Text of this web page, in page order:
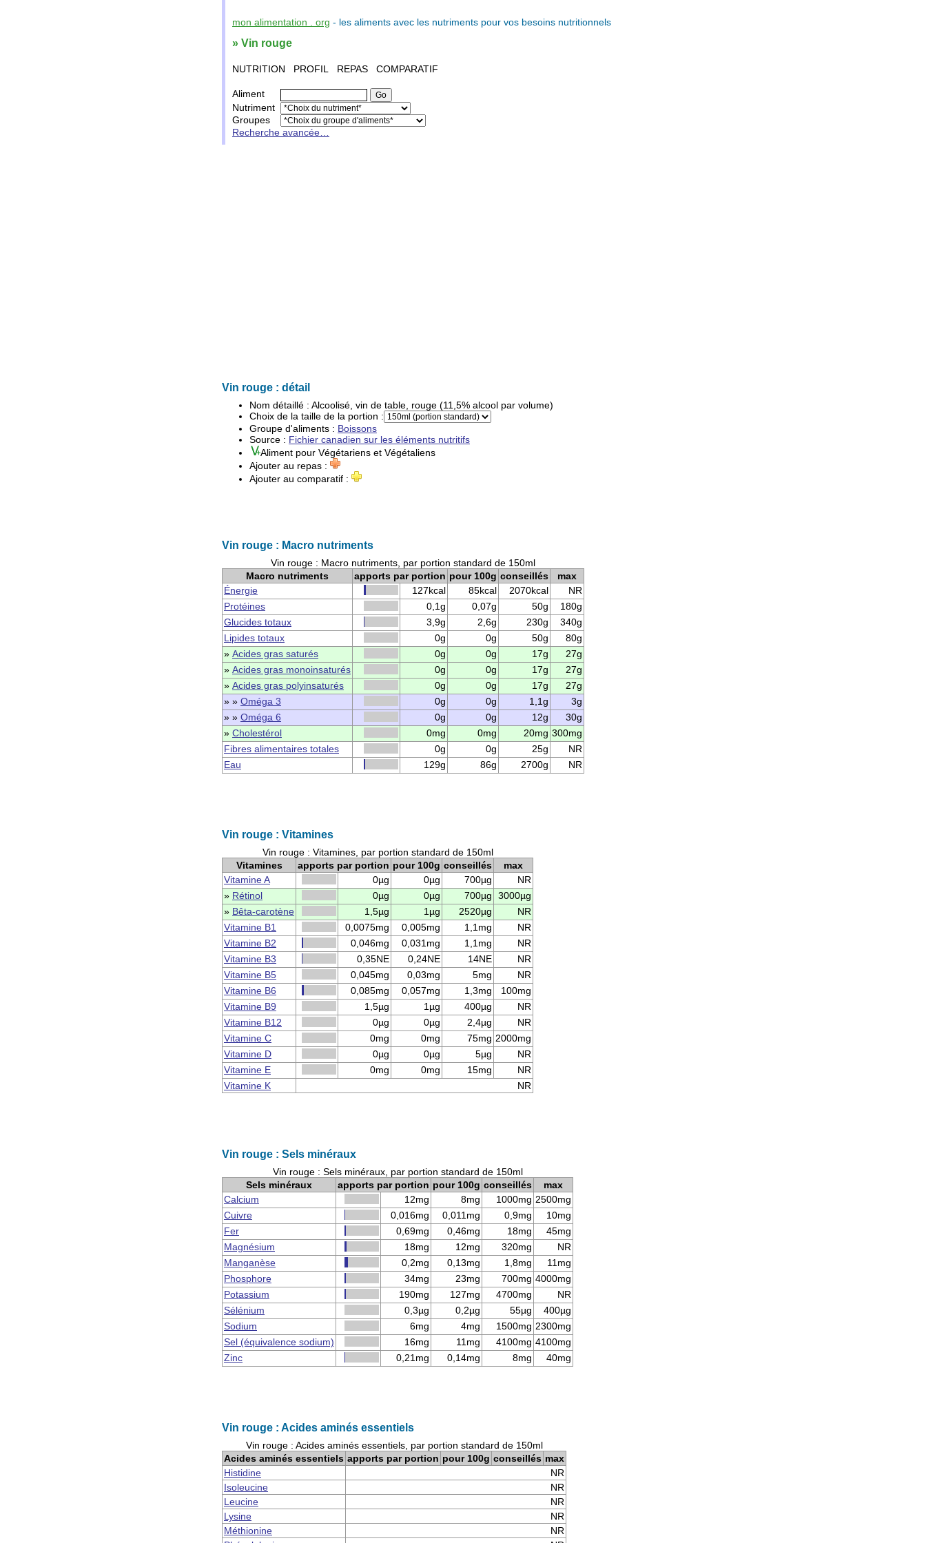
mon alimentation . org - les aliments avec les nutriments pour vos besoins nutritionnels
» Vin rouge
NUTRITION PROFIL REPAS COMPARATIF
Aliment
Nutriment
Groupes
Recherche avancée…
Vin rouge : détail
Nom détaillé : Alcoolisé, vin de table, rouge (11,5% alcool par volume)
Choix de la taille de la portion :
Groupe d'aliments : Boissons
Source : Fichier canadien sur les éléments nutritifs
Aliment pour Végétariens et Végétaliens
Ajouter au repas :
Ajouter au comparatif :
Vin rouge : Macro nutriments
Vin rouge : Macro nutriments, par portion standard de 150ml
Macro nutriments
apports par portion pour 100g conseillés
max
Énergie
127kcal 85kcal 2070kcal
NR
Protéines
0,1g 0,07g 50g
180g
Glucides totaux
3,9g 2,6g 230g
340g
Lipides totaux
0g 0g 50g
80g
» Acides gras saturés 0g 0g 17g
27g
» Acides gras monoinsaturés 0g 0g 17g
27g
» Acides gras polyinsaturés 0g 0g 17g
27g
» » Oméga 3 0g 0g 1,1g
3g
» » Oméga 6 0g 0g 12g
30g
» Cholestérol 0mg 0mg 20mg 300mg
Fibres alimentaires totales
0g 0g 25g
NR
Eau
129g 86g 2700g NR
Vin rouge : Vitamines
Vin rouge : Vitamines, par portion standard de 150ml
Vitamines
apports par portion pour 100g conseillés
max
Vitamine A
0µg 0µg 700µg
NR
» Rétinol 0µg 0µg 700µg
3000µg
» Bêta-carotène 1,5µg 1µg 2520µg
NR
Vitamine B1
0,0075mg 0,005mg 1,1mg
NR
Vitamine B2
0,046mg 0,031mg 1,1mg
NR
Vitamine B3
0,35NE 0,24NE 14NE
NR
Vitamine B5
0,045mg 0,03mg 5mg
NR
Vitamine B6
0,085mg 0,057mg 1,3mg
100mg
Vitamine B9
1,5µg 1µg 400µg
NR
Vitamine B12
0µg 0µg 2,4µg
NR
Vitamine C
0mg 0mg 75mg 2000mg
Vitamine D
0µg 0µg 5µg
NR
Vitamine E
0mg 0mg 15mg
NR
Vitamine K
NR
Vin rouge : Sels minéraux
Vin rouge : Sels minéraux, par portion standard de 150ml
Sels minéraux
apports par portion pour 100g conseillés
max
Calcium
12mg 8mg 1000mg 2500mg
Cuivre
0,016mg 0,011mg 0,9mg
10mg
Fer
0,69mg 0,46mg 18mg
45mg
Magnésium
18mg 12mg 320mg
NR
Manganèse
0,2mg 0,13mg 1,8mg
11mg
Phosphore
34mg 23mg 700mg 4000mg
Potassium
190mg 127mg 4700mg
NR
Sélénium
0,3µg 0,2µg 55µg
400µg
Sodium
6mg 4mg 1500mg 2300mg
Sel (équivalence sodium)
16mg 11mg 4100mg 4100mg
Zinc
0,21mg 0,14mg 8mg 40mg
Vin rouge : Acides aminés essentiels
Vin rouge : Acides aminés essentiels, par portion standard de 150ml
Acides aminés essentiels apports par portion pour 100g conseillés max
Histidine
NR
Isoleucine
NR
Leucine
NR
Lysine
NR
Méthionine
NR